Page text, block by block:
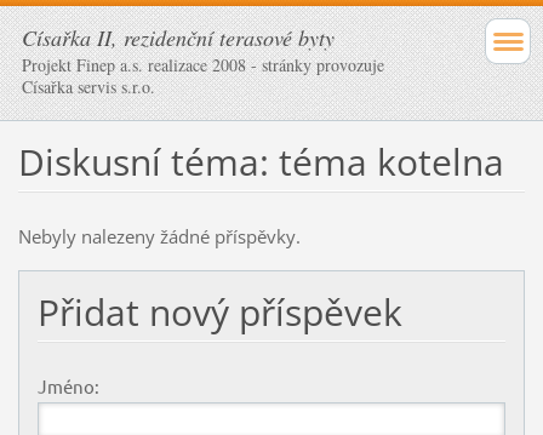
Císařka II, rezidenční terasové byty
Projekt Finep a.s. realizace 2008 - stránky provozuje
Císařka servis s.r.o.
Diskusní téma: téma kotelna
Nebyly nalezeny žádné příspěvky.
Přidat nový příspěvek
Jméno: